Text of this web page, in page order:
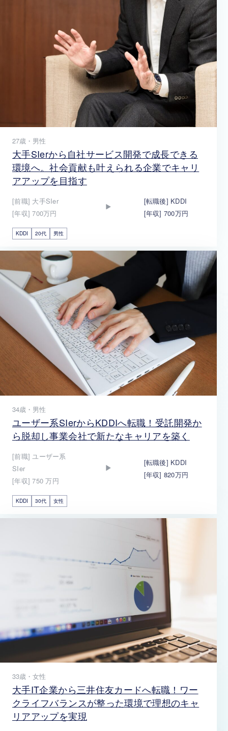
27歳・男性
大手SIerから自社サービス開発で成長できる
環境へ。社会貢献も叶えられる企業でキャリ
アアップを目指す
[前職] 大手SIer
[年収] 700万円
[転職後] KDDI
[年収] 700万円
KDDI 20代 男性
34歳・男性
ユーザー系SIerからKDDIへ転職！受託開発か
ら脱却し事業会社で新たなキャリアを築く
[前職] ユーザー系
SIer
[年収] 750 万円
[転職後] KDDI
[年収] 820万円
KDDI 30代 女性
33歳・女性
大手IT企業から三井住友カードへ転職！ワー
クライフバランスが整った環境で理想のキャ
リアアップを実現